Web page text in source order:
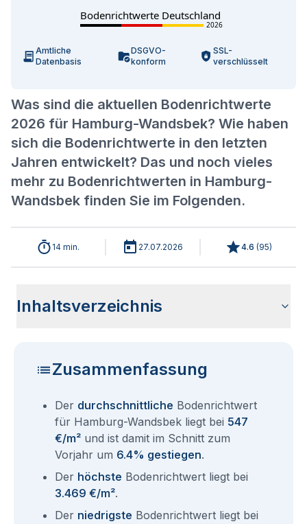
Was sind die aktuellen Bodenrichtwerte
2026 für Hamburg-Wandsbek? Wie haben
sich die Bodenrichtwerte in den letzten
Jahren entwickelt? Das und noch vieles
mehr zu Bodenrichtwerten in Hamburg-
Wandsbek finden Sie im Folgenden.
Bodenrichtwerte Deutschland
2026
Amtliche
Datenbasis
DSGVO-
konform
SSL-
verschlüsselt
14 min. 27.07.2026 4.6 (95)
Inhaltsverzeichnis
Zusammenfassung
Der durchschnittliche Bodenrichtwert
für Hamburg-Wandsbek liegt bei 547
€/m² und ist damit im Schnitt zum
Vorjahr um 6.4% gestiegen.
Der höchste Bodenrichtwert liegt bei
3.469 €/m².
Der niedrigste Bodenrichtwert liegt bei